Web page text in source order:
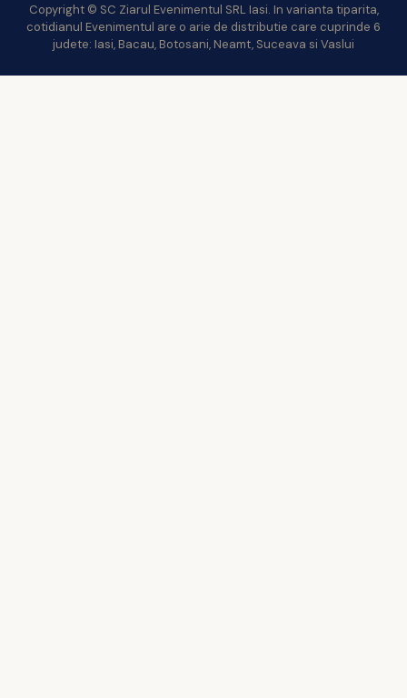
Copyright © SC Ziarul Evenimentul SRL Iasi. In varianta tiparita,
cotidianul Evenimentul are o arie de distributie care cuprinde 6
judete: Iasi, Bacau, Botosani, Neamt, Suceava si Vaslui